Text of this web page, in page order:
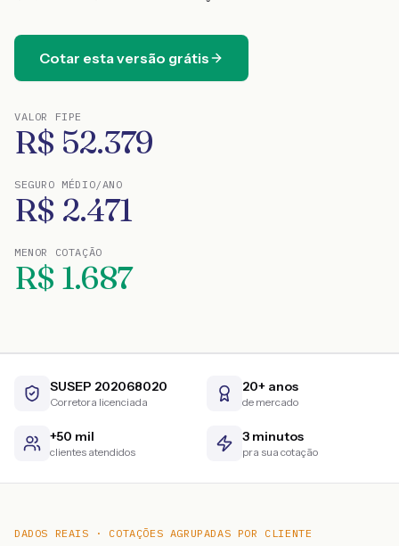
Cotar esta versão grátis
VALOR FIPE
R$ 52.379
SEGURO MÉDIO/ANO
R$ 2.471
MENOR COTAÇÃO
R$ 1.687
SUSEP 202068020
Corretora licenciada
20+ anos
de mercado
+50 mil
clientes atendidos
3 minutos
pra sua cotação
DADOS REAIS · COTAÇÕES AGRUPADAS POR CLIENTE